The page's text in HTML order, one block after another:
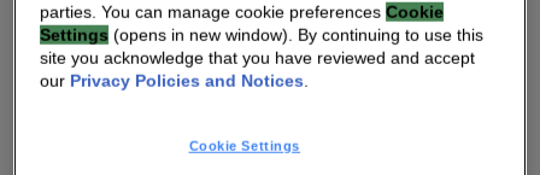
Nos Engagements
Qui sommes-nous
Relations investisseurs
parties. You can manage cookie preferencesCookie
Settings (opens in new window). By continuing to use this
site you acknowledge that you have reviewed and accept
our Privacy Policies and Notices.
Cookie Settings